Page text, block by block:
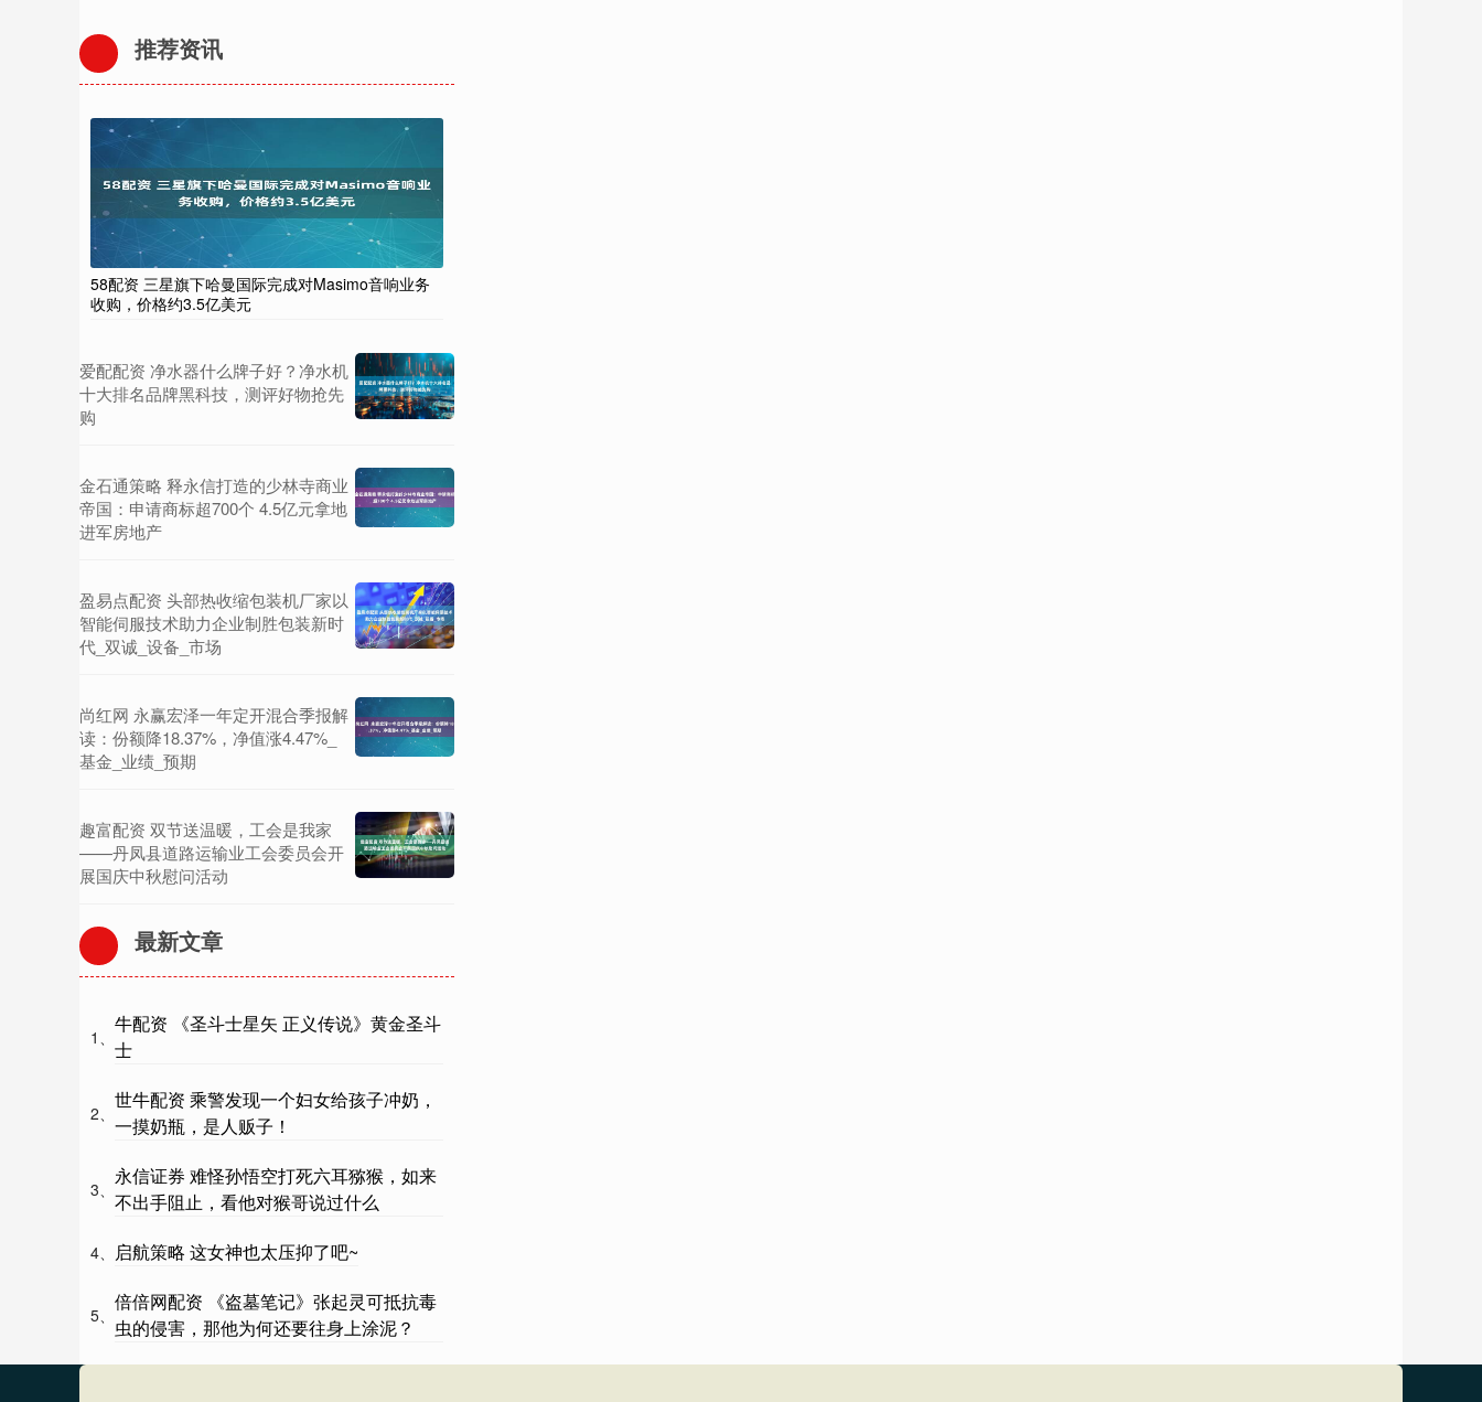
推荐资讯
58配资 三星旗下哈曼国际完成对Masimo音响业务
收购，价格约3.5亿美元
爱配配资 净水器什么牌子好？净水机
十大排名品牌黑科技，测评好物抢先
购
金石通策略 释永信打造的少林寺商业
帝国：申请商标超700个 4.5亿元拿地
进军房地产
盈易点配资 头部热收缩包装机厂家以
智能伺服技术助力企业制胜包装新时
代_双诚_设备_市场
尚红网 永赢宏泽一年定开混合季报解
读：份额降18.37%，净值涨4.47%_
基金_业绩_预期
趣富配资 双节送温暖，工会是我家
——丹凤县道路运输业工会委员会开
展国庆中秋慰问活动
最新文章
1、
牛配资 《圣斗士星矢 正义传说》黄金圣斗
士
2、
世牛配资 乘警发现一个妇女给孩子冲奶，
一摸奶瓶，是人贩子！
3、
永信证券 难怪孙悟空打死六耳猕猴，如来
不出手阻止，看他对猴哥说过什么
4、 启航策略 这女神也太压抑了吧~
5、
倍倍网配资 《盗墓笔记》张起灵可抵抗毒
虫的侵害，那他为何还要往身上涂泥？